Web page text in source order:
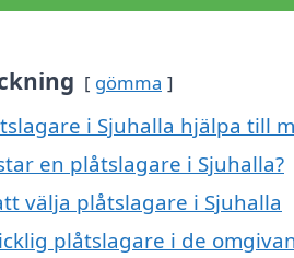
gömma
i Sjuhalla hjälpa till
en plåtslagare i Sjuhalla?
välja plåtslagare i Sjuhalla
plåtslagare i de